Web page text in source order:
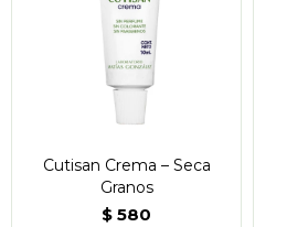
Cutisan Crema – Seca
Granos
$ 580